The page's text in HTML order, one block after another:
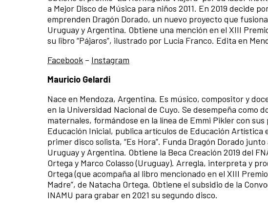
a Mejor Disco de Música para niños 2011. En 2019 decide
emprenden Dragón Dorado, un nuevo proyecto que
Uruguay y Argentina. Obtiene una mención en el XIII
su libro “Pájaros”, ilustrado por Lucía Franco. Edita en
Facebook – Instagram
Mauricio Gelardi
Nace en Mendoza, Argentina. Es músico, compositor y
en la Universidad Nacional de Cuyo. Se desempeña
maternales, formándose en la línea de Emmi Pikler con
Educación Inicial, publica artículos de Educación Artística
primer disco solista, “Es Hora”. Funda Dragón Dorado
Uruguay y Argentina. Obtiene la Beca Creación 2019 del
Ortega y Marco Colasso (Uruguay). Arregla, interpreta y
Ortega (que acompaña al libro mencionado en el XIII
Madre”, de Natacha Ortega. Obtiene el subsidio de la
INAMU para grabar en 2021 su segundo disco.